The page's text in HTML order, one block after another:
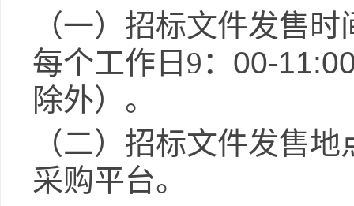
（一）招标文件发售时
每个工作日 9 ： 00-
除外）。
（二）招标文件发售
采购平台。